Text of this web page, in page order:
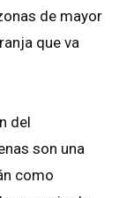
de mayor
que va
del
son una
como